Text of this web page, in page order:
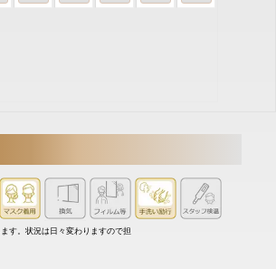
す。状況は日々変わりますので担